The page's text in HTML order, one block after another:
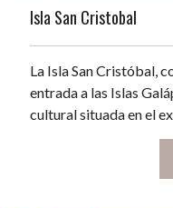
Isla San Cristobal
La Isla San Cristóbal,
entrada a las Islas
cultural situada en el